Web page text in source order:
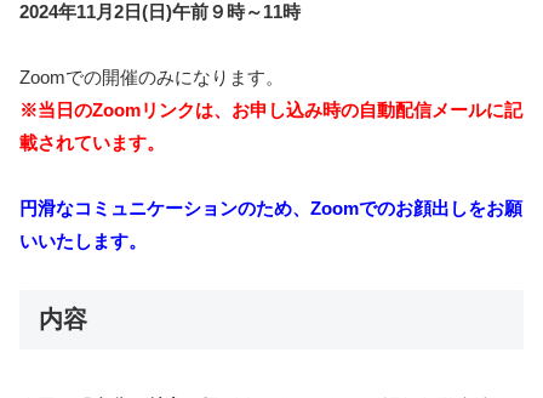
2024年11月2日(日)午前９時～11時
Zoomでの開催のみになります。
※当日のZoomリンクは、お申し込み時の自動配信メールに記
載されています。
円滑なコミュニケーションのため、Zoomでのお顔出しをお願
いいたします。
内容